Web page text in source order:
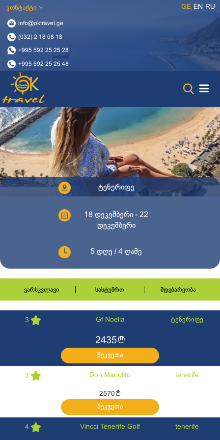
კონტაქტი
info@oktravel.ge
(032) 2 18 08 18
+995 592 25 25 28
+995 592 25 25 48
GE EN RU
ტენერიფე
18 დეკემბერი - 22
დეკემბერი
5 დღე / 4 ღამე
ვარსკვლავი სასტუმრო მდებარეობა
3 Gf Noelia ტენერიფე
2435l
შეკვეთა
3 Don Manolito tenerife
2570 l
შეკვეთა
4 Vincci Tenerife Golf tenerife